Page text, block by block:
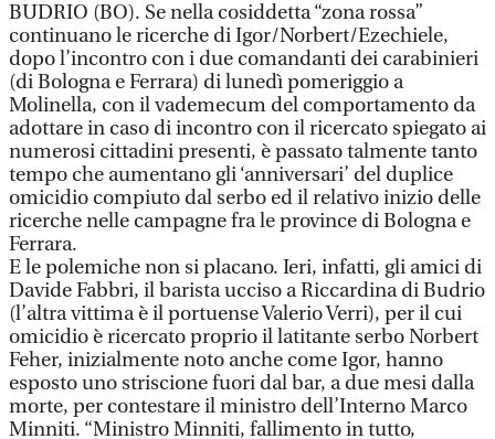
BUDRIO (BO). Se nella cosiddetta “zona rossa”
continuano le ricerche di Igor/Norbert/Ezechiele,
dopo l’incontro con i due comandanti dei carabinieri
(di Bologna e Ferrara) di lunedì pomeriggio a
Molinella, con il vademecum del comportamento da
adottare in caso di incontro con il ricercato spiegato ai
numerosi cittadini presenti, è passato talmente tanto
tempo che aumentano gli ‘anniversari’ del duplice
omicidio compiuto dal serbo ed il relativo inizio delle
ricerche nelle campagne fra le province di Bologna e
Ferrara.
E le polemiche non si placano. Ieri, infatti, gli amici di
Davide Fabbri, il barista ucciso a Riccardina di Budrio
(l’altra vittima è il portuense Valerio Verri), per il cui
omicidio è ricercato proprio il latitante serbo Norbert
Feher, inizialmente noto anche come Igor, hanno
esposto uno striscione fuori dal bar, a due mesi dalla
morte, per contestare il ministro dell’Interno Marco
Minniti. “Ministro Minniti, fallimento in tutto,